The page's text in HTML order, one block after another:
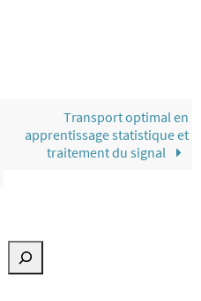
Transport optimal en
apprentissage statistique et
traitement du signal